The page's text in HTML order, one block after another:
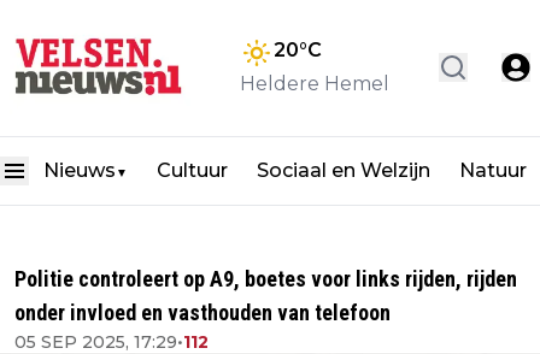
20°C
Heldere Hemel
Nieuws ▼ Cultuur Sociaal en Welzijn Natuur
Politie controleert op A9, boetes voor links rijden, rijden
onder invloed en vasthouden van telefoon
05 SEP 2025, 17:29•112